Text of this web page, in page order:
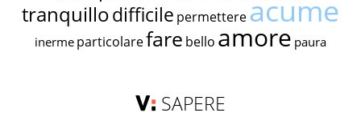
tranquillodifficile permettereacume
inerme particolarefare bello amore paura
SAPERE